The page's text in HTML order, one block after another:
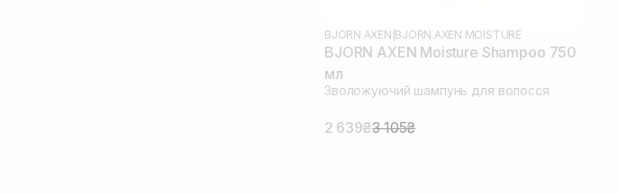
BJORN AXEN BJORN AXEN MOISTURE
BJORN AXEN Moisture Shampoo 750
мл
Зволожуючий шампунь для волосся
2 639₴3 105₴